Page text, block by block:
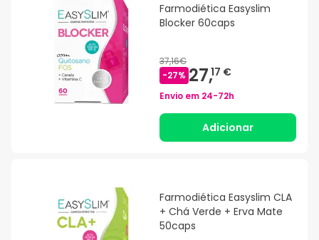
Farmodiética Easyslim
Blocker 60caps
37,16€
-27% 27,17 €
Envio em 24-72h
Adicionar
Farmodiética Easyslim CLA
+ Chá Verde + Erva Mate
50caps